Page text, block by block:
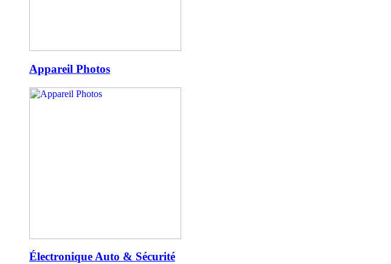
Appareil Photos
Électronique Auto & Sécurité